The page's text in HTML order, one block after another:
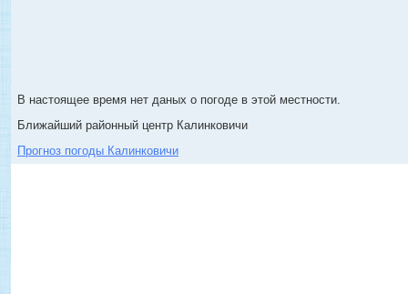
В настоящее время нет даных о погоде в этой местности.
Ближайший районный центр Калинковичи
Прогноз погоды Калинковичи